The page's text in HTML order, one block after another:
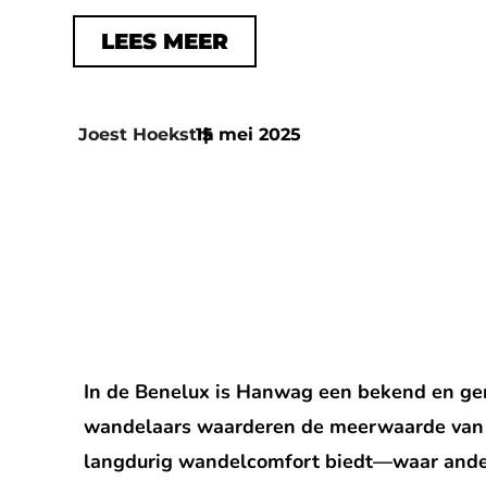
LEES MEER
Joest Hoekstra
|
15 mei 2025
In de Benelux is Hanwag een bekend en
wandelaars waarderen de meerwaarde
langdurig wandelcomfort biedt—waar